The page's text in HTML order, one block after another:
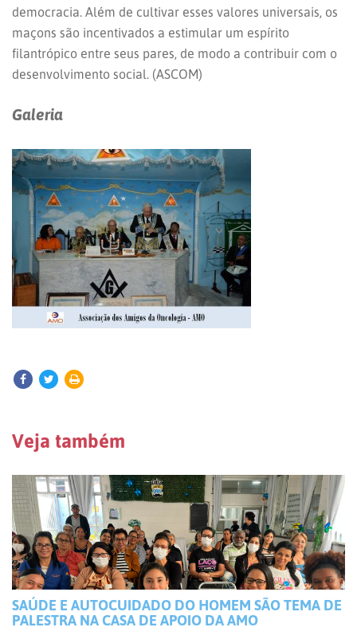
democracia. Além de cultivar esses valores universais, os
maçons são incentivados a estimular um espírito
filantrópico entre seus pares, de modo a contribuir com o
desenvolvimento social. (ASCOM)
Galeria
Veja também
SAÚDE E AUTOCUIDADO DO HOMEM SÃO TEMA DE
PALESTRA NA CASA DE APOIO DA AMO